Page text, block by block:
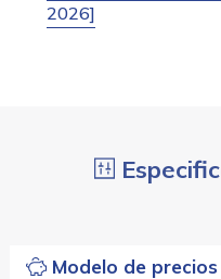
2026]
Modelo de precios